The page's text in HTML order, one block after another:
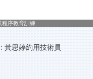
程序教育訓練
黃思婷約用技術員